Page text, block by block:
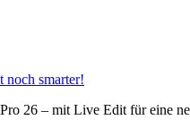
noch smarter!
26 – mit Live Edit für eine